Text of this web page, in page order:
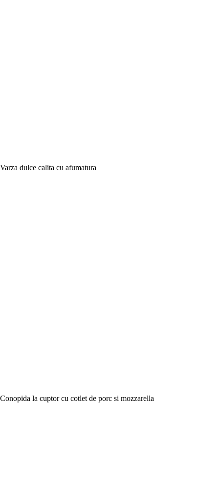
Varza dulce calita cu afumatura
Conopida la cuptor cu cotlet de porc si mozzarella